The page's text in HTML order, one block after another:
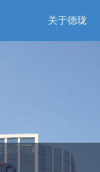
关于德珑